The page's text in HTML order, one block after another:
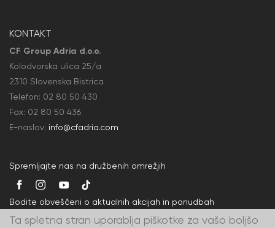
KONTAKT
CF Group Adria d.o.o.
Kolodvorska ulica 25/a
2310 Slovenska Bistrica
Telefon: 02 80 50 430
Fax: 02 80 50 436
E-naslov: info@cfadria.com
Spremljajte nas na družbenih omrežjih
Bodite obveščeni o aktualnih akcijah in ponudbah
Ta spletna stran uporablja piškotke za vašo boljšo